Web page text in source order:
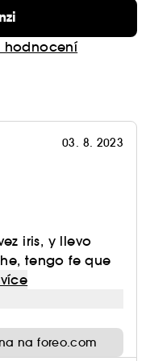
stárnutí pleti
regeneruje a
hodnocení
03. 8. 2023
iris, y llevo
tengo fe que
na foreo.com